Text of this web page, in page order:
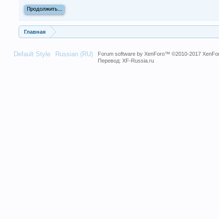
Продолжить...
Главная
Default Style Russian (RU) Forum software by XenForo™©2010-2017
Перевод:XF-Russia.ru